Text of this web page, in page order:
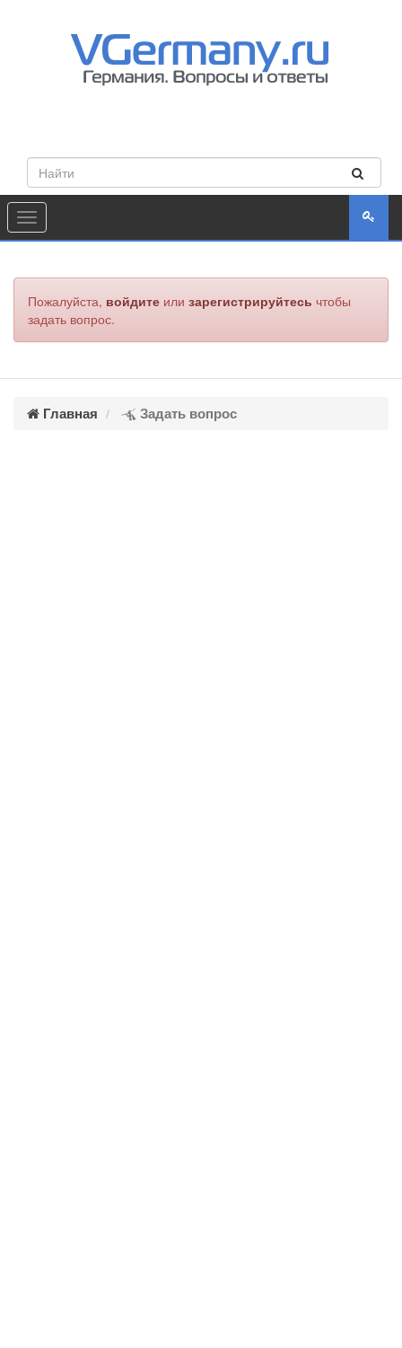
Toggle
navigation
Пожалуйста, войдите или зарегистрируйтесь чтобы
задать вопрос.
Главная Задать вопрос